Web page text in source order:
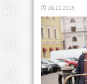
29.11.2016